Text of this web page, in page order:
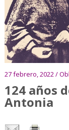
27 febrero, 2022 /
124 años
Antonia